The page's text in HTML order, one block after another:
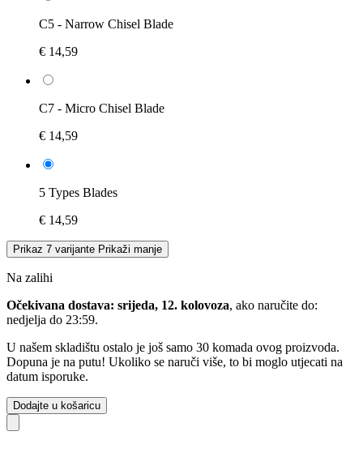
C5 - Narrow Chisel Blade
€ 14,59
C7 - Micro Chisel Blade
€ 14,59
5 Types Blades
€ 14,59
Prikaz 7 varijante Prikaži manje
Na zalihi
Očekivana dostava: srijeda, 12. kolovoza, ako naručite do:
nedjelja do 23:59.
U našem skladištu ostalo je još samo 30 komada ovog proizvoda.
Dopuna je na putu! Ukoliko se naruči više, to bi moglo utjecati na
datum isporuke.
Dodajte u košaricu